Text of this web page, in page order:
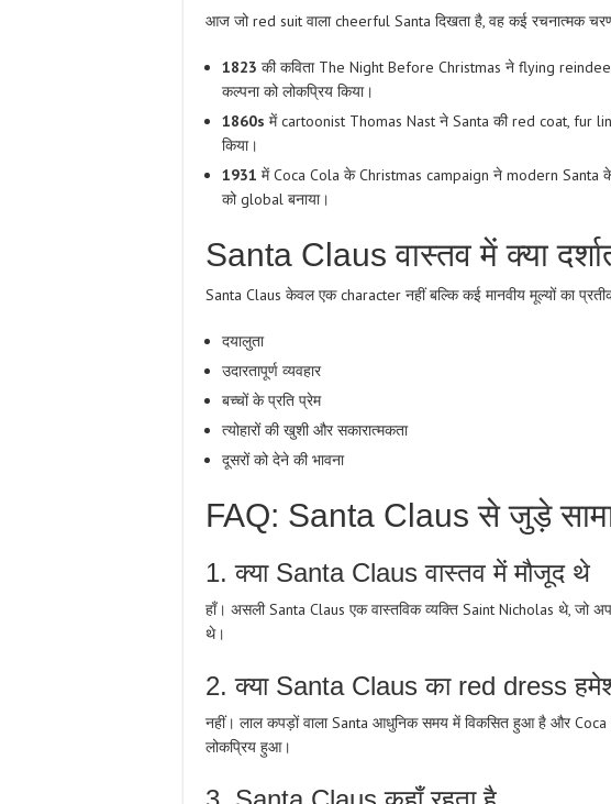
आज जो red suit वाला cheerful Santa दिखता है, वह कई रचनात्मक
1823 की कविता The Night Before Christmas ने flying
कल्पना को लोकप्रिय किया।
1860s में cartoonist Thomas Nast ने Santa की red coat, fur
किया।
1931 में Coca Cola के Christmas campaign ने modern
को global बनाया।
Santa Claus वास्तव में क्या
Santa Claus केवल एक character नहीं बल्कि कई मानवीय मूल्यों का
दयालुता
उदारतापूर्ण व्यवहार
बच्चों के प्रति प्रेम
त्योहारों की खुशी और सकारात्मकता
दूसरों को देने की भावना
FAQ: Santa Claus से जुड़े
1. क्या Santa Claus वास्तव में मौजूद थे
हाँ। असली Santa Claus एक वास्तविक व्यक्ति Saint Nicholas थे, जो
थे।
2. क्या Santa Claus का red dress
नहीं। लाल कपड़ों वाला Santa आधुनिक समय में विकसित हुआ है और
लोकप्रिय हुआ।